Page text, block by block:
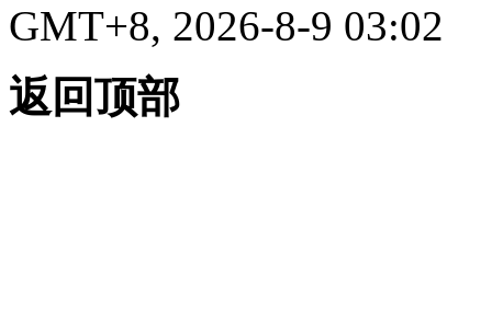
GMT+8, 2026-8-9 03:02
返回顶部